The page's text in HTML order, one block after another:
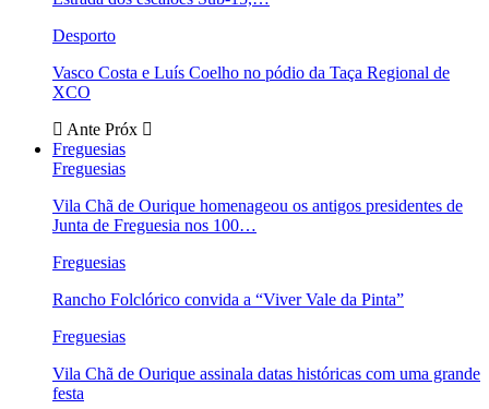
Desporto
Vasco Costa e Luís Coelho no pódio da Taça Regional de
XCO
Ante Próx
Freguesias
Freguesias
Vila Chã de Ourique homenageou os antigos presidentes de
Junta de Freguesia nos 100…
Freguesias
Rancho Folclórico convida a “Viver Vale da Pinta”
Freguesias
Vila Chã de Ourique assinala datas históricas com uma grande
festa